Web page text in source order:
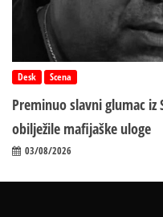
Desk Scena
Preminuo slavni glumac
obilježile mafijaške uloge
03/08/2026